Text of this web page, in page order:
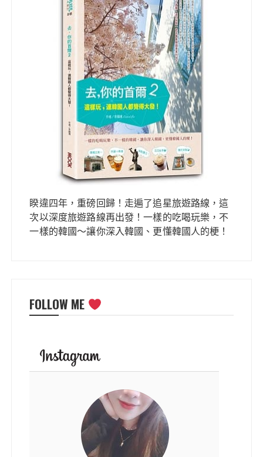
睽違四年，重磅回歸！走遍了追星旅遊路線，這
次以深度旅遊路線再出發！一樣的吃喝玩樂，不
一樣的韓國～讓你深入韓國、更懂韓國人的梗！
FOLLOW ME